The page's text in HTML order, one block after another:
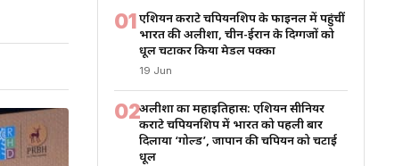
01एशियन कराटे चैंपियनशिप के फाइनल में पहुंचीं
भारत की अलीशा, चीन-ईरान के दिग्गजों को
धूल चटाकर किया मेडल पक्का
19 Jun
02अलीशा का महाइतिहास: एशियन सीनियर
कराटे चैंपियनशिप में भारत को पहली बार
दिलाया ‘गोल्ड’, जापान की चैंपियन को चटाई
धूल